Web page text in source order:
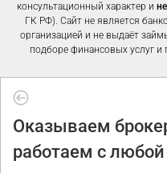
консультационный характер и
ГК РФ). Сайт не является
организацией и не выдаёт
подборе финансовых услуг
Оказываем
работаем с